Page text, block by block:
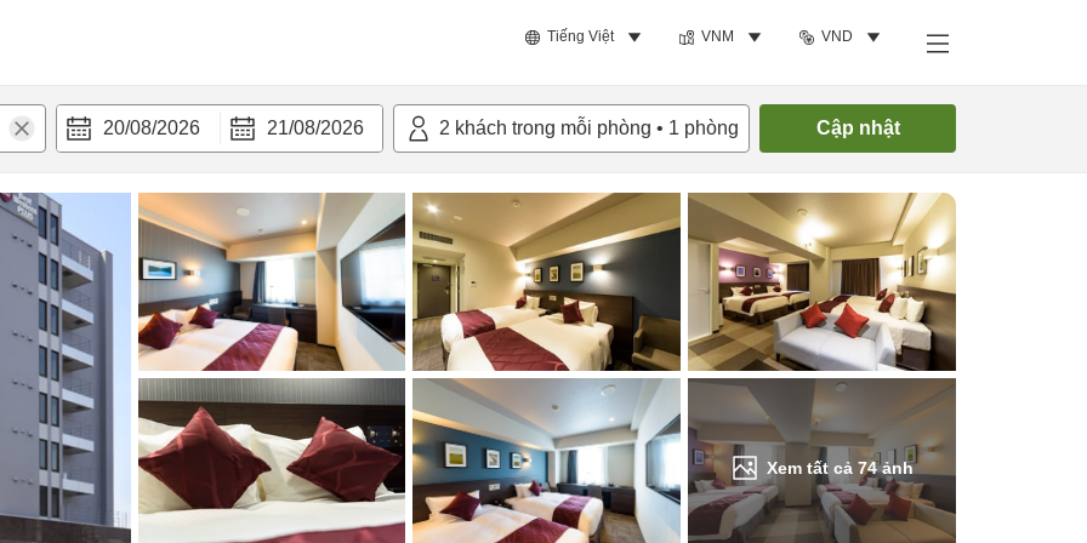
Tiếng Việt VNM VND
20/08/2026 21/08/2026 2 khách trong mỗi phòng • 1 phòng Cập nhật
Xem tất cả74ảnh
nghi Tìm phòng trống